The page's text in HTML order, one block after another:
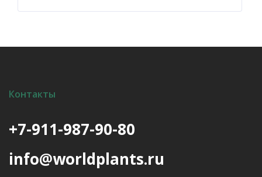
Контакты
+7-911-987-90-80
info@worldplants.ru